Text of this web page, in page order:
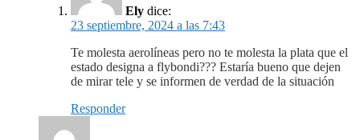
Ely dice:
23 septiembre, 2024 a las 7:43
Te molesta aerolíneas pero no te molesta la plata que el
estado designa a flybondi??? Estaría bueno que dejen
de mirar tele y se informen de verdad de la situación
Responder